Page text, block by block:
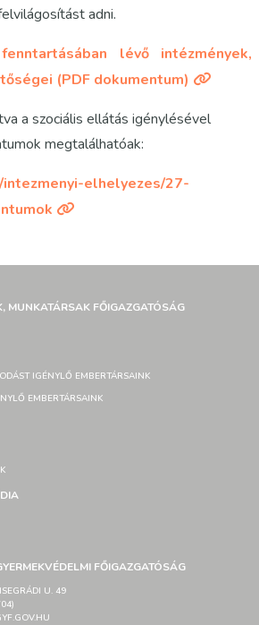
adni.
lévő intézmények,
(PDF dokumentum)
a szociális ellátás igénylésével
megtalálhatóak:
intezmenyi-elhelyezes/27-
MUNKATÁRSAK FŐIGAZGATÓSÁG
IGÉNYLŐ EMBERTÁRSAINK
EMBERTÁRSAINK
FŐIGAZGATÓSÁG
U. 49